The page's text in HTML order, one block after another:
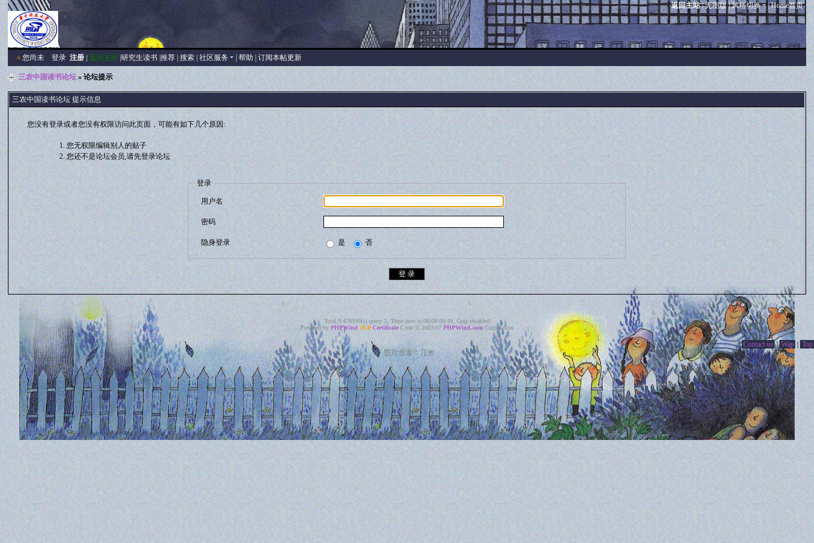
返回主站|无图版|风格切换 |Home首页
» 您尚未登录 注册 |返回主站 |研究生读书 |推荐 |搜索 |社区服务 |帮助 |订阅本帖更新
三农中国读书论坛 » 论坛提示
三农中国读书论坛 提示信息
您没有登录或者您没有权限访问此页面，可能有如下几个原因:
您无权限编辑别人的贴子
您还不是论坛会员,请先登录论坛
登录
用户名
密码
隐身登录 是 否
Total 0.478939(s) query 2, Time now is:08-08 09:49, Gzip disabled
Powered by PHPWind v6.0 Certificate Code © 2003-07 PHPWind.com Corporation
Contact us | Wap | Top